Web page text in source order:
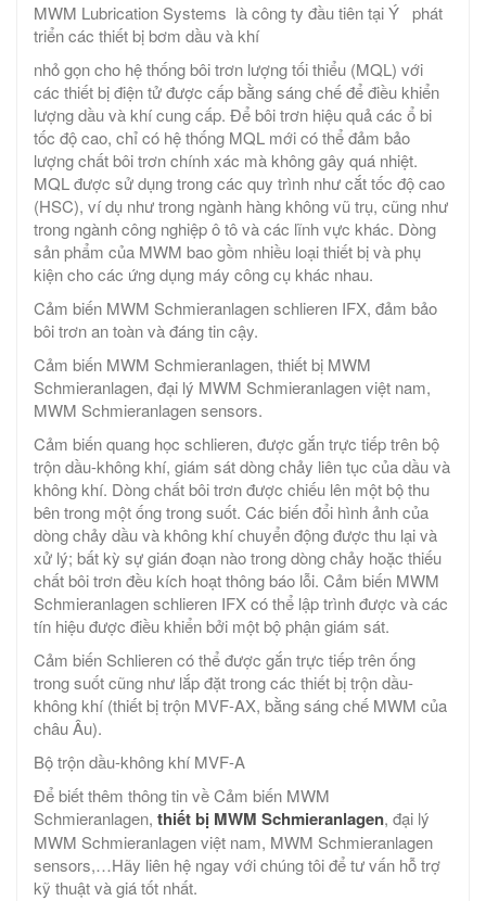
MWM Lubrication Systems là công ty đầu tiên tại Ý phát
triển các thiết bị bơm dầu và khí
nhỏ gọn cho hệ thống bôi trơn lượng tối thiểu (MQL) với
các thiết bị điện tử được cấp bằng sáng chế để điều khiển
lượng dầu và khí cung cấp. Để bôi trơn hiệu quả các ổ bi
tốc độ cao, chỉ có hệ thống MQL mới có thể đảm bảo
lượng chất bôi trơn chính xác mà không gây quá nhiệt.
MQL được sử dụng trong các quy trình như cắt tốc độ cao
(HSC), ví dụ như trong ngành hàng không vũ trụ, cũng như
trong ngành công nghiệp ô tô và các lĩnh vực khác. Dòng
sản phẩm của MWM bao gồm nhiều loại thiết bị và phụ
kiện cho các ứng dụng máy công cụ khác nhau.
Cảm biến MWM Schmieranlagen schlieren IFX, đảm bảo
bôi trơn an toàn và đáng tin cậy.
Cảm biến MWM Schmieranlagen, thiết bị MWM
Schmieranlagen, đại lý MWM Schmieranlagen việt nam,
MWM Schmieranlagen sensors.
Cảm biến quang học schlieren, được gắn trực tiếp trên bộ
trộn dầu-không khí, giám sát dòng chảy liên tục của dầu và
không khí. Dòng chất bôi trơn được chiếu lên một bộ thu
bên trong một ống trong suốt. Các biến đổi hình ảnh của
dòng chảy dầu và không khí chuyển động được thu lại và
xử lý; bất kỳ sự gián đoạn nào trong dòng chảy hoặc thiếu
chất bôi trơn đều kích hoạt thông báo lỗi. Cảm biến MWM
Schmieranlagen schlieren IFX có thể lập trình được và các
tín hiệu được điều khiển bởi một bộ phận giám sát.
Cảm biến Schlieren có thể được gắn trực tiếp trên ống
trong suốt cũng như lắp đặt trong các thiết bị trộn dầu-
không khí (thiết bị trộn MVF-AX, bằng sáng chế MWM của
châu Âu).
Bộ trộn dầu-không khí MVF-A
Để biết thêm thông tin về Cảm biến MWM
Schmieranlagen, thiết bị MWM Schmieranlagen, đại lý
MWM Schmieranlagen việt nam, MWM Schmieranlagen
sensors,…Hãy liên hệ ngay với chúng tôi để tư vấn hỗ trợ
kỹ thuật và giá tốt nhất.